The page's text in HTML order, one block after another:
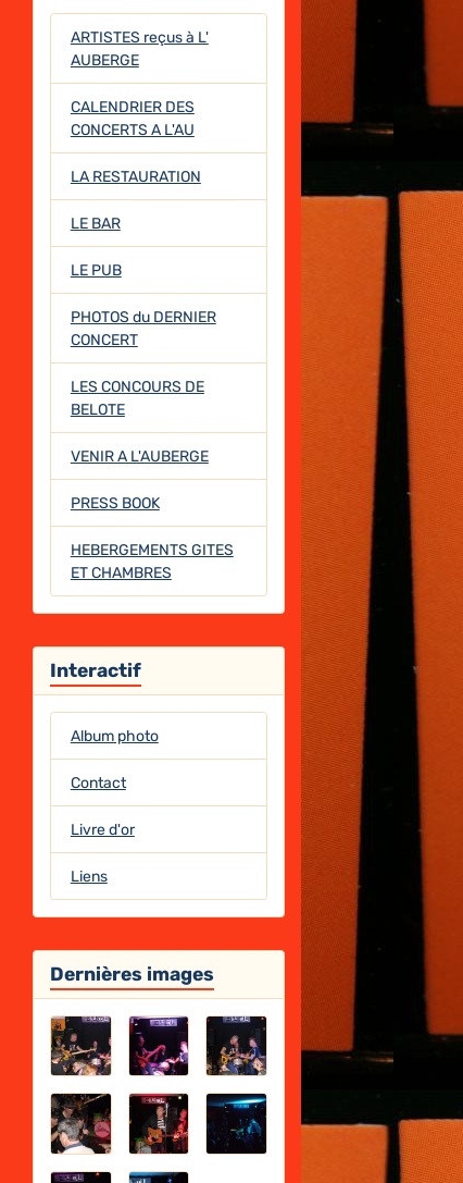
ARTISTES reçus à L'
AUBERGE
CALENDRIER DES
CONCERTS A L'AU
LA RESTAURATION
LE BAR
LE PUB
PHOTOS du DERNIER
CONCERT
LES CONCOURS DE
BELOTE
VENIR A L'AUBERGE
PRESS BOOK
HEBERGEMENTS GITES
ET CHAMBRES
Interactif
Album photo
Contact
Livre d'or
Liens
Dernières images